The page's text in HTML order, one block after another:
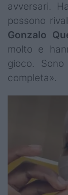
avversari.
possono
Gonzalo
molto e
gioco.
completa».